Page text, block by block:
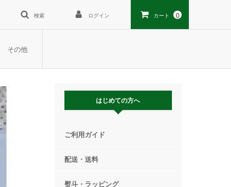
検索 ログイン カート 0
その他
はじめての方へ
ご利用ガイド
配送・送料
熨斗・ラッピング